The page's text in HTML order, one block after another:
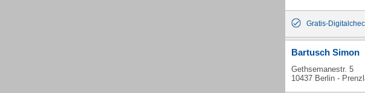
Gratis-
Bartusch Simon
Gethsemanestr. 5
10437 Berlin -